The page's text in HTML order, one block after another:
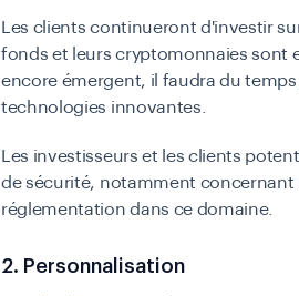
Les clients continueront d'investir
fonds et leurs cryptomonnaies sont
encore émergent, il faudra du
technologies innovantes.
Les investisseurs et les clients
de sécurité, notamment concernant
réglementation dans ce domaine.
2. Personnalisation